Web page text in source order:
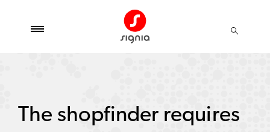
The shopfinder requires